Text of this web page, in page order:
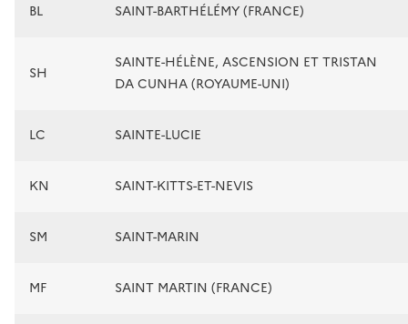
BL SAINT-BARTHÉLÉMY (FRANCE)
SH
SAINTE-HÉLÈNE, ASCENSION ET TRISTAN
DA CUNHA (ROYAUME-UNI)
LC SAINTE-LUCIE
KN SAINT-KITTS-ET-NEVIS
SM SAINT-MARIN
MF SAINT MARTIN (FRANCE)